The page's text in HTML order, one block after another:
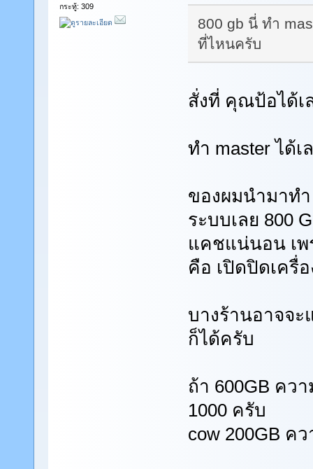
กระทู้: 309
800 gb นี่ ทำ
ที่ไหนครับ
สั่งที่ คุณป้อได้เ
ทำ master ได้
ของผมนำมาทำ
ระบบเลย 800
แคชแน่นอน เพ
คือ เปิดปิดเครื่
บางร้านอาจจะ
ก็ได้ครับ
ถ้า 600GB คว
1000 ครับ
cow 200GB ค